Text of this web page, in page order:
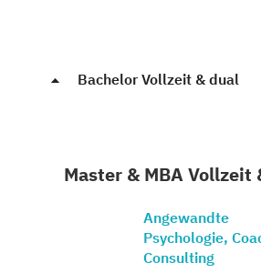
Bachelor Vollzeit & dual
Master & MBA Vollzeit
Angewandte
Psychologie,
Consulting